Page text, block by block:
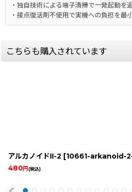
・独自技術による端子清掃で一発起動を
・接点復活剤不使用で実機への負担を最
こちらも購入されています
アルカノイドII-2 [10661-arkanoid-2-2-
480円(税込)